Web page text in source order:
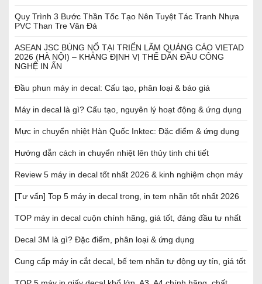
Quy Trình 3 Bước Thần Tốc Tạo Nên Tuyệt Tác Tranh Nhựa
PVC Than Tre Vân Đá
ASEAN JSC BÙNG NỔ TẠI TRIỂN LÃM QUẢNG CÁO VIETAD
2026 (HÀ NỘI) – KHẲNG ĐỊNH VỊ THẾ DẪN ĐẦU CÔNG
NGHỆ IN ẤN
Đầu phun máy in decal: Cấu tạo, phân loại & báo giá
Máy in decal là gì? Cấu tạo, nguyên lý hoạt động & ứng dụng
Mực in chuyển nhiệt Hàn Quốc Inktec: Đặc điểm & ứng dụng
Hướng dẫn cách in chuyển nhiệt lên thủy tinh chi tiết
Review 5 máy in decal tốt nhất 2026 & kinh nghiệm chọn máy
[Tư vấn] Top 5 máy in decal trong, in tem nhãn tốt nhất 2026
TOP máy in decal cuộn chính hãng, giá tốt, đáng đầu tư nhất
Decal 3M là gì? Đặc điểm, phân loại & ứng dụng
Cung cấp máy in cắt decal, bế tem nhãn tự động uy tín, giá tốt